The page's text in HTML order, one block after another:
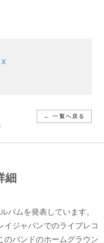
X
← 一覧へ戻る
細
バムを発表しています。
イジャパンでのライブレコ
のバンドのホームグラウン